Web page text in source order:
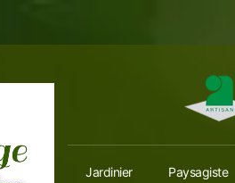
Jardinier
Paysagiste